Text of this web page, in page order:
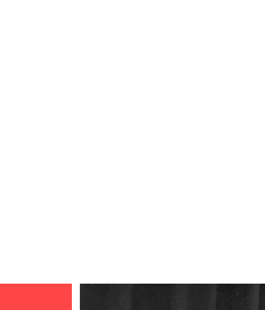
Odtwarzacz